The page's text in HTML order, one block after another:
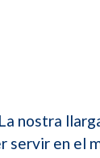
nostra
en el